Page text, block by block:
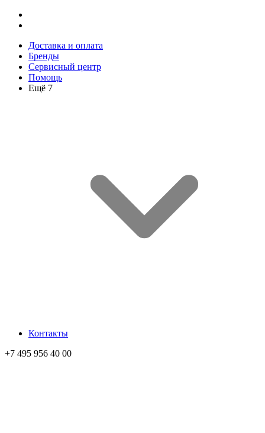
Доставка и оплата
Бренды
Сервисный центр
Помощь
Ещё 7
Контакты
+7 495 956 40 00